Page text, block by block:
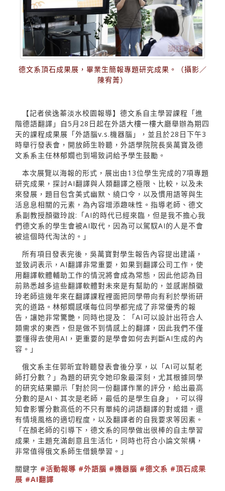
德文系頂石成果展，畢業生簡報專題研究成果。（攝影／
陳宥菁）
【記者侯逸蓁淡水校園報導】德文系自主學習課程「進
階德語翻譯」自5月28日起在外語大樓一樓大廳舉辦為期四
天的課程成果展「外語腦v.s.機器腦」，並且於28日下午3
時舉行發表會，開放師生聆聽，外語學院院長吳萬寶及德
文系系主任林郁嫺也到場致詞給予學生鼓勵。
本次展覽以海報的形式，展出由13位學生完成的7項專題
研究成果，探討AI翻譯與人類翻譯之極限、比較，以及未
來發展，題目包含美式幽默、繞口令，以及慣用語等與生
活息息相關的元素，為內容增添趣味性。指導老師、德文
系副教授顏徽玲說:「AI的時代已經來臨，但是我不擔心我
們德文系的學生會被AI取代，因為可以駕馭AI的人是不會
被這個時代淘汰的。」
所有項目發表完後，吳萬寶對學生報告內容提出建議，
並致詞表示，AI翻譯非常重要，如果到翻譯公司工作，使
用翻譯軟體輔助工作的情況將會成為常態，因此他認為目
前熟悉越多這些翻譯軟體對未來是有幫助的，並感謝顏徽
玲老師這幾年來在翻譯課程裡面把同學帶向有利於學術研
究的道路。林郁嫺感嘆每位同學都完成了非常優秀的報
告，讓她非常驚艷，同時也提及：「AI可以設計出符合人
類需求的東西，但是做不到情感上的翻譯，因此我們不僅
要懂得去使用AI，更重要的是學會如何去判斷AI生成的內
容。」
俄文系主任郭昕宜聆聽發表會後分享，以「AI可以幫老
師打分數？」為題的研究令她印象最深刻，尤其根據同學
的研究結果顯示「對於同一份翻譯作業的評分，給出最高
分數的是AI、其次是老師，最低的是學生自身」，可以得
知會影響分數高低的不只有單純的詞語翻譯的對或錯，還
有情境風格的適切程度，以及翻譯者的自我要求等因素。
「在顏老師的引導下，德文系的同學做出很棒的自主學習
成果，主題充滿創意且生活化，同時也符合小論文架構，
非常值得俄文系師生借鏡學習。」
關鍵字 #活動報導 #外語腦 #機器腦 #德文系 #頂石成果
展 #AI翻譯